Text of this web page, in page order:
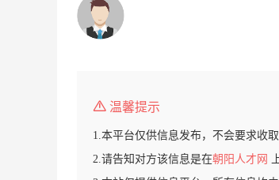
温馨提示
1.本平台仅供信息发布，不会要求收
2.请告知对方该信息是在朝阳人才网